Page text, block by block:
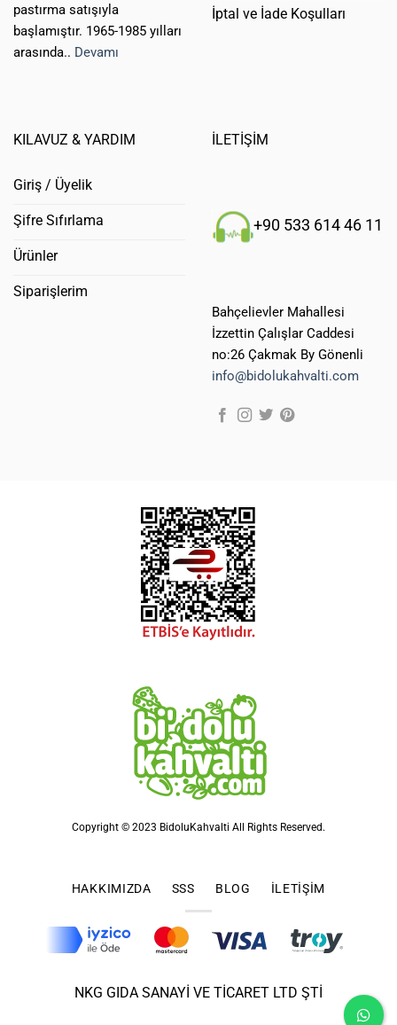
pastırma satışıyla
başlamıştır. 1965-1985 yılları
arasında.. Devamı
İptal ve İade Koşulları
KILAVUZ & YARDIM
Giriş / Üyelik
Şifre Sıfırlama
Ürünler
Siparişlerim
İLETİŞİM
+90 533 614 46 11
Bahçelievler Mahallesi
İzzettin Çalışlar Caddesi
no:26 Çakmak By Gönenli
info@bidolukahvalti.com
Copyright © 2023 BidoluKahvalti All Rights Reserved.
HAKKIMIZDA SSS BLOG İLETIŞIM
NKG GIDA SANAYİ VE TİCARET LTD ŞTİ